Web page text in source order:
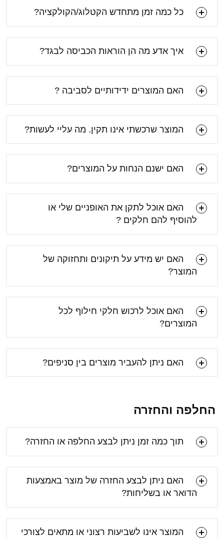
כל כמה זמן מתחדש הקטלוג/הקולקציה?
איך אדע מה הן הוראות הכביסה לבגד?
האם המוצרים ידידותיים לסביבה ?
המוצר שרכשתי אינו תקין. מה עליי לעשות?
האם ישנם הנחות על המוצרים?
האם אוכל לתקן את האופניים שלי או
להוסיף להם חלקים ?
האם יש מידע על תיקונים ותחזוקה של
המוצר?
האם אוכל לרכוש חלקי חילוף לכל
המוצרים?
האם ניתן להעביר מוצרים בין סניפים?
החלפה והחזרה
תוך כמה זמן ניתן לבצע החלפה או החזרה?
האם ניתן לבצע החזרה של מוצר באמצעות
הדואר או בשליחות?
המוצר אינו לשביעות רצוני או מתאים לצורכי